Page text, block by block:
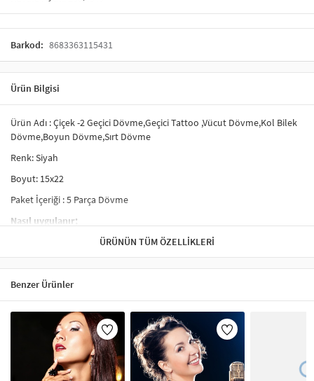
Barkod: 8683363115431
Ürün Bilgisi
Ürün Adı : Çiçek -2 Geçici Dövme,Geçici Tattoo ,Vücut Dövme,Kol Bilek
Dövme,Boyun Dövme,Sırt Dövme
Renk: Siyah
Boyut: 15x22
Paket İçeriği : 5 Parça Dövme
Nasıl uygulanır;
- Tercih ettiğiniz dövmeyi kesiniz ve şeffaf koruyucu kaplamayı
çıkarınız.
- Dövme yapacağınız yere, dövmeyi yüz üstü yerleştiriniz.
- Su ile dövmeyi iyice ıslatınız.
- 20-30 saniye bekledikten sonra dövme kağıdını kaldırınız.
- Dövme yapılan alanı kurumaya bırakınız.
Çıkartılması;
- Alkol, yağlı krem ile ovalıyınız.
ÜRÜNÜN TÜM ÖZELLIKLERI
Benzer Ürünler